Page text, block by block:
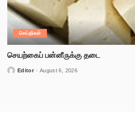
செய்திகள்
செயற்கைப் பன்னீருக்கு தடை
Editor August 6, 2026